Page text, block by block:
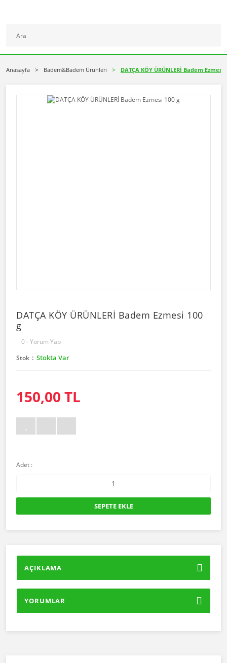
Anasayfa Badem&Badem Ürünleri DATÇA KÖY ÜRÜNLERİ Badem Ezmesi
DATÇA KÖY ÜRÜNLERİ Badem Ezmesi 100
g
0 - Yorum Yap
Stok
Stokta Var
150,00 TL
Adet :
SEPETE EKLE
AÇIKLAMA
YORUMLAR